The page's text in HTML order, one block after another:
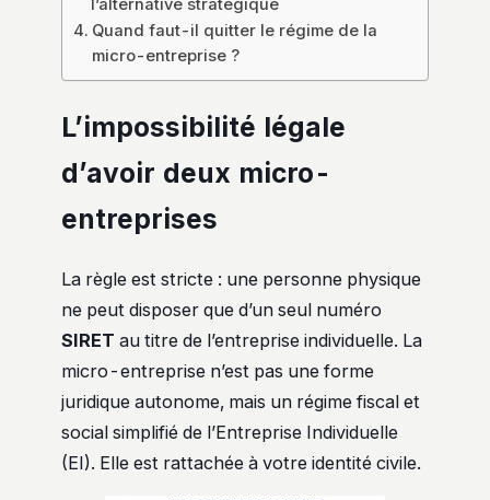
l’alternative stratégique
Quand faut-il quitter le régime de la
micro-entreprise ?
L’impossibilité légale
d’avoir deux micro-
entreprises
La règle est stricte : une personne physique
ne peut disposer que d’un seul numéro
SIRET au titre de l’entreprise individuelle. La
micro-entreprise n’est pas une forme
juridique autonome, mais un régime fiscal et
social simplifié de l’Entreprise Individuelle
(EI). Elle est rattachée à votre identité civile.